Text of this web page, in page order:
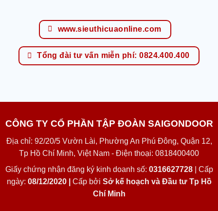
www.sieuthicuaonline.com
Tổng đài tư vấn miễn phí: 0824.400.400
CÔNG TY CỔ PHẦN TẬP ĐOÀN SAIGONDOOR
Địa chỉ: 92/20/5 Vườn Lài, Phường An Phú Đông, Quận 12,
Tp Hồ Chí Minh, Việt Nam - Điện thoại: 0818400400
Giấy chứng nhận đăng ký kinh doanh số: 0316627728| Cấp
ngày: 08/12/2020 | Cấp bởi Sở kế hoạch và Đầu tư Tp Hồ
Chí Minh